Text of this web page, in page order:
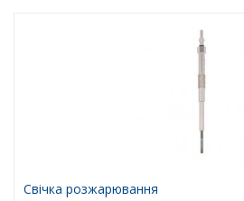
Свічка розжарювання